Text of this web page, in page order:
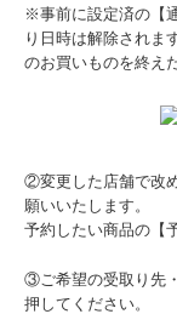
※事前に設定済の【
り日時は解除されま
のお買いものを終え
②変更した店舗で改
願いいたします。
予約したい商品の【
③ご希望の受取り先
押してください。